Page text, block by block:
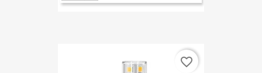
favorite_border